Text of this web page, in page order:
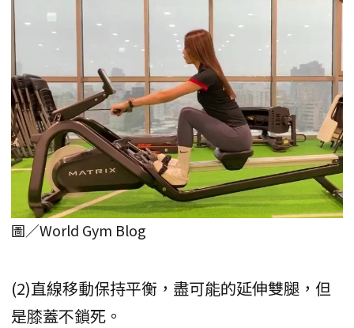
圖／World Gym Blog
(2)直線移動保持平衡，盡可能的延伸雙腿，但
是膝蓋不鎖死。